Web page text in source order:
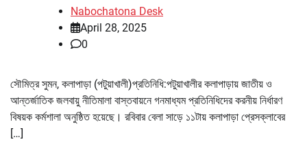
Nabochatona Desk
April 28, 2025
0
সৌমিত্র সুমন, কলাপাড়া (পটুয়াখালী)প্রতিনিধি:পটুয়াখালীর কলাপাড়ায় জাতীয় ও
আন্তর্জাতিক জলবায়ু নীতিমালা বাস্তবায়নে গনমাধ্যম প্রতিনিধিদের করনীয় নির্ধারণ
বিষয়ক কর্মশালা অনুষ্ঠিত হয়েছে। রবিবার বেলা সাড়ে ১১টায় কলাপাড়া প্রেসক্লাবের
[…]